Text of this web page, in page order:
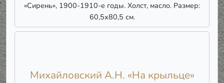
«Сирень», 1900-1910-е годы. Холст, масло. Размер:
60,5х80,5 см.
Михайловский А.Н. «На крыльце»